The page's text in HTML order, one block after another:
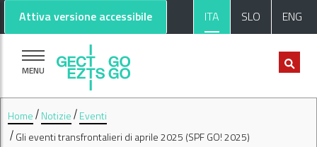
Vai al contenuto principale
Vai al footer
Attiva versione accessibile ITA SLO ENG
MENU
Home Notizie
Eventi
Gli eventi transfrontalieri di aprile 2025 (SPF GO! 2025)